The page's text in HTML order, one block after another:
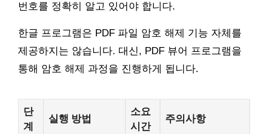
번호를 정확히 알고 있어야 합니다.
한글 프로그램은 PDF 파일 암호 해제 기능 자체를
제공하지는 않습니다. 대신, PDF 뷰어 프로그램을
통해 암호 해제 과정을 진행하게 됩니다.
단
계
실행 방법
소요
시간
주의사항